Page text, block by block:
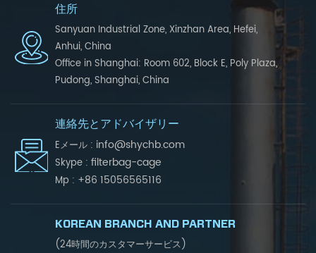
住所
Sanyuan Industrial Zone, Xinzhan Area, Hefei,
Anhui, China
Office in Shanghai: Room 602, Block E, Poly Plaza,
Pudong, Shanghai, China
連絡先とアドバイザリー
Eメール : info@shychb.com
Skype : filterbag-cage
Mp : +86 15056565116
KOREAN BRANCH AND PARTNER
(24時間のカスタマーサービス)